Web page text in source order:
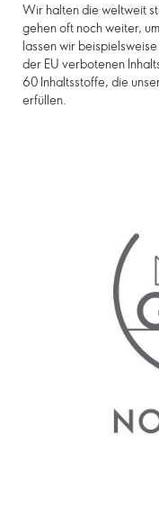
Wir halten die weltweit
gehen oft noch weiter,
lassen wir
der EU verbotenen
60 Inhaltsstoffe, die
erfüllen.